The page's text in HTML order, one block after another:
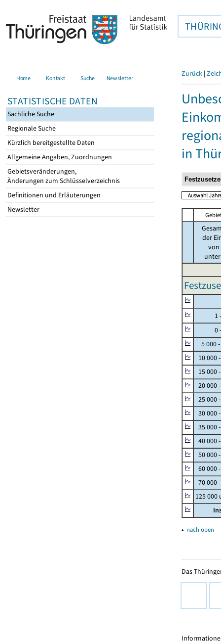
Home Kontakt Suche Newsletter
STATISTISCHE DATEN
Sachliche Suche
Regionale Suche
Kürzlich bereitgestellte Daten
Allgemeine Angaben, Zuordnungen
Gebietsveränderungen,
Änderungen zum Schlüsselverzeichnis
Definitionen und Erläuterungen
Newsletter
Zurück |
in
der
von
unter
1 -
0 -
5 000
10 000
15 000
20 000
25 000
30 000
35 000
40 000
50 000
60 000
70 000
125
▴ nach oben
Das